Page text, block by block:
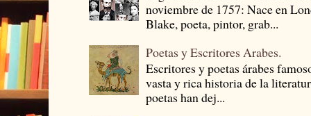
noviembre de 1757: Nace en
Blake, poeta, pintor, grab...
Poetas y Escritores Arabes.
Escritores y poetas árabes
vasta y rica historia de la
poetas han dej...